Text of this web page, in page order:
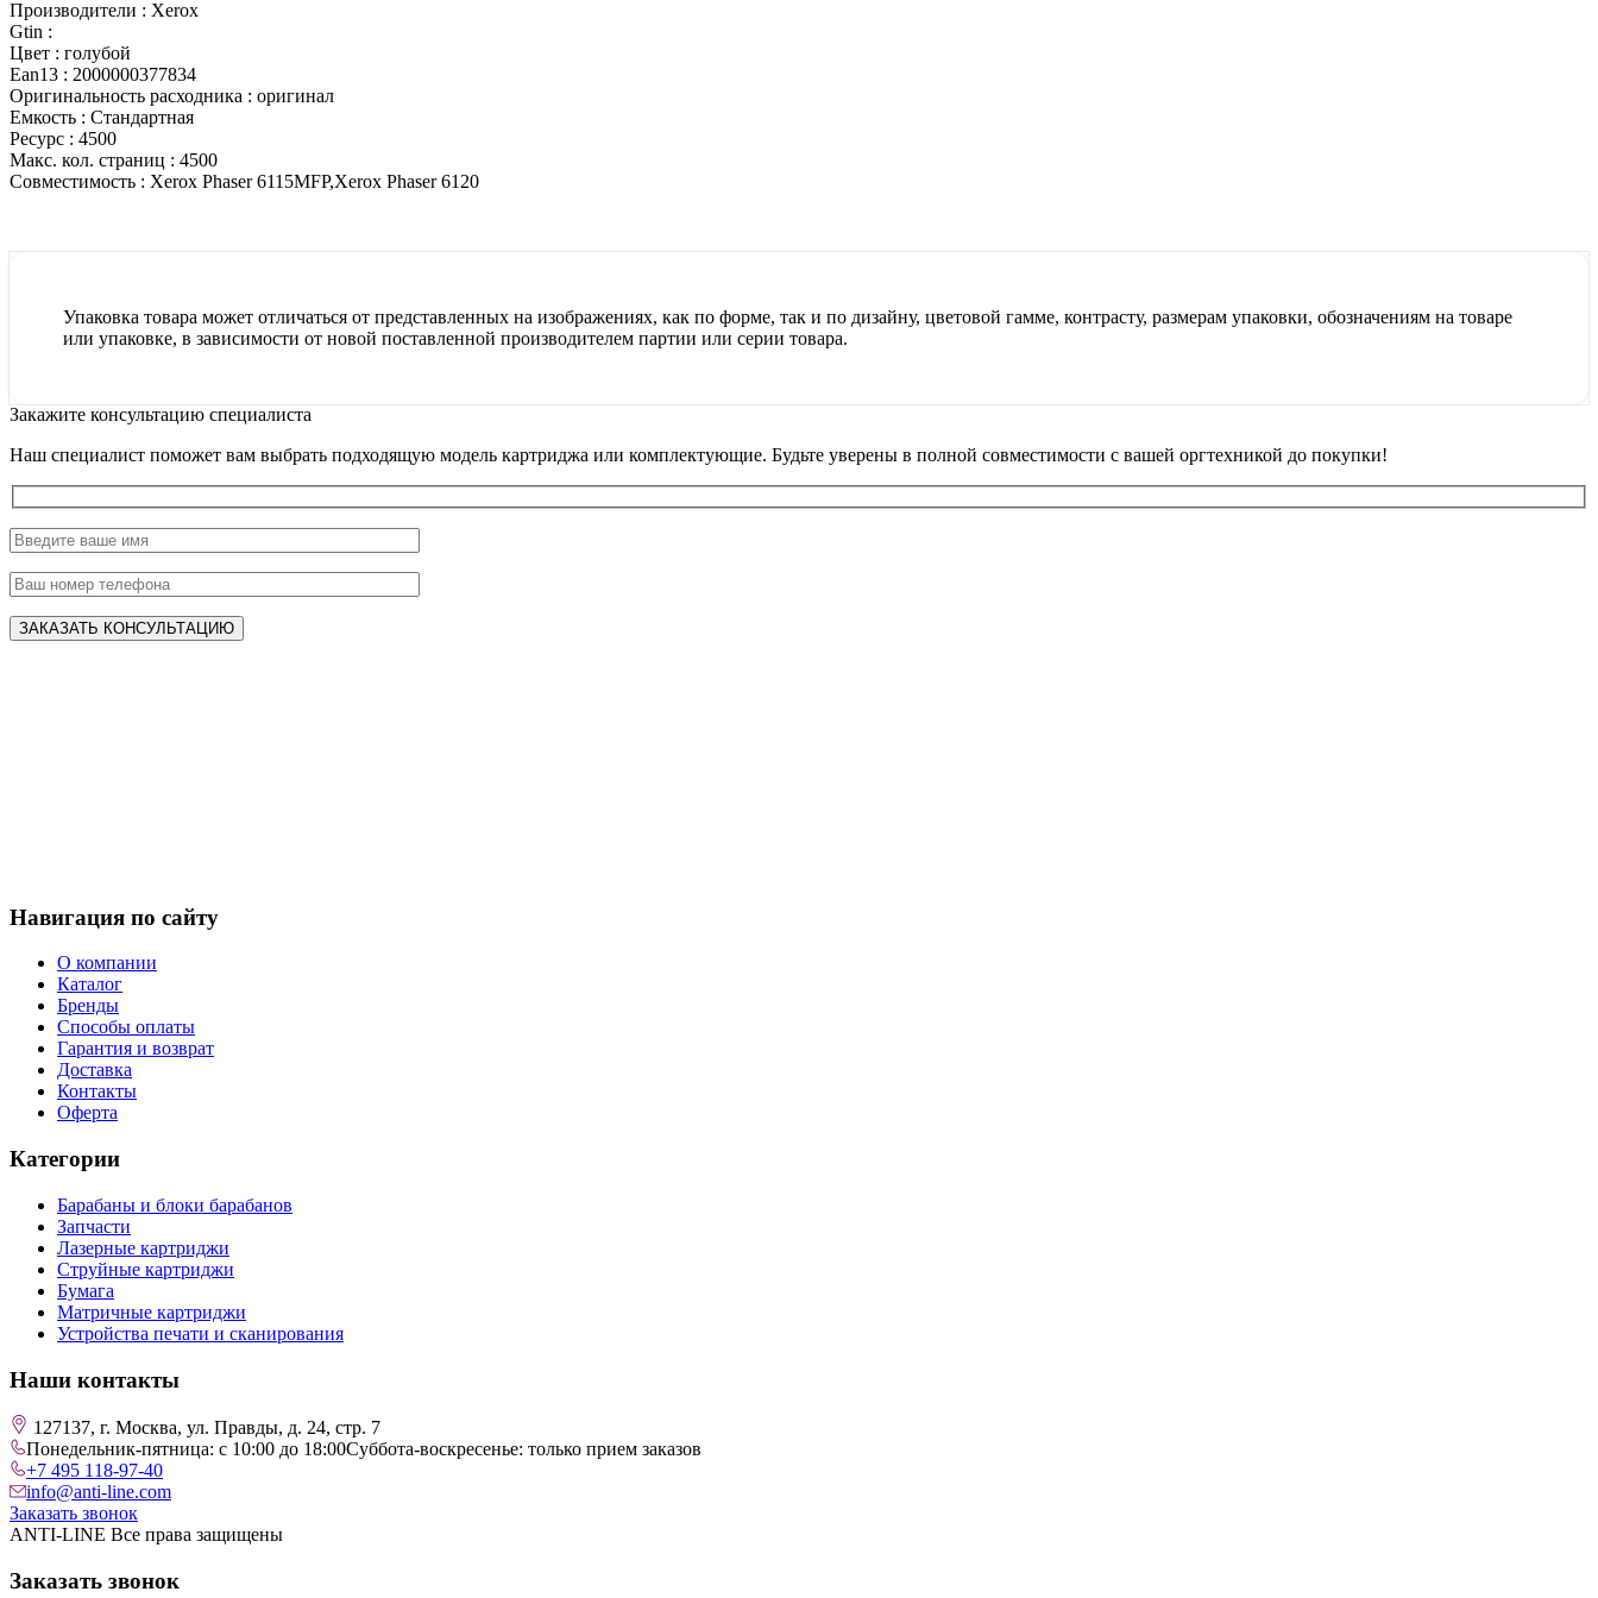
Производители : Xerox
Gtin :
Цвет : голубой
Ean13 : 2000000377834
Оригинальность расходника : оригинал
Емкость : Стандартная
Ресурс : 4500
Макс. кол. страниц : 4500
Совместимость : Xerox Phaser 6115MFP,Xerox Phaser 6120
Упаковка товара может отличаться от представленных на изображениях, как по форме, так и по дизайну, цветовой гамме, контрасту, размерам упаковки, обозначениям на товаре
или упаковке, в зависимости от новой поставленной производителем партии или серии товара.
Закажите консультацию специалиста
Наш специалист поможет вам выбрать подходящую модель картриджа или комплектующие. Будьте уверены в полной совместимости с вашей оргтехникой до покупки!
Навигация по сайту
О компании
Каталог
Бренды
Способы оплаты
Гарантия и возврат
Доставка
Контакты
Оферта
Категории
Барабаны и блоки барабанов
Запчасти
Лазерные картриджи
Струйные картриджи
Бумага
Матричные картриджи
Устройства печати и сканирования
Наши контакты
127137, г. Москва, ул. Правды, д. 24, стр. 7
Понедельник-пятница: с 10:00 до 18:00Суббота-воскресенье: только прием заказов
+7 495 118-97-40
info@anti-line.com
Заказать звонок
ANTI-LINE Все права защищены
Заказать звонок